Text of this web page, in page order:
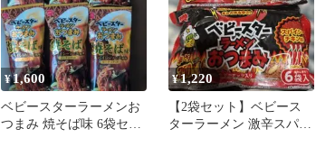
¥1,600
ベビースターラーメンお
つまみ 焼そば味 6袋セッ
¥1,220
【2袋セット】ベビース
ターラーメン 激辛スパイ